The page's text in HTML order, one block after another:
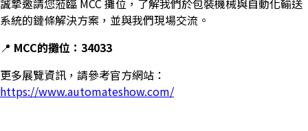
系統的鏈條解決方案，並與我們現場交流。
📍 MCC的攤位：34033
更多展覽資訊，請參考官方網站：
https://www.automateshow.com/